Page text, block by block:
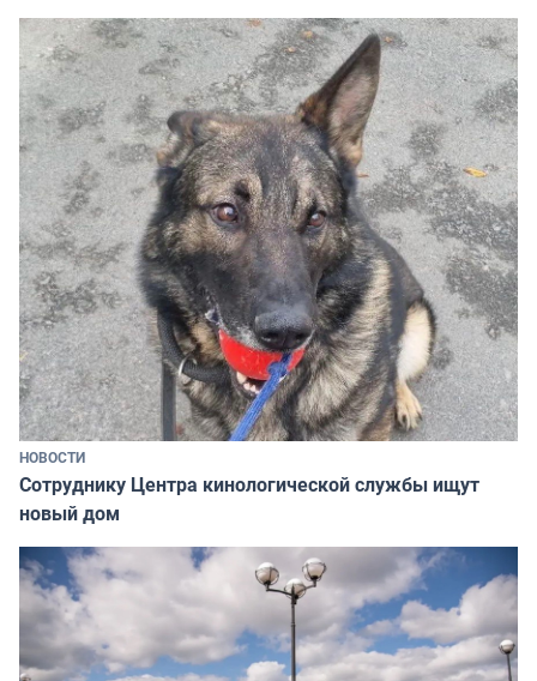
НОВОСТИ
Сотруднику Центра кинологической службы ищут
новый дом